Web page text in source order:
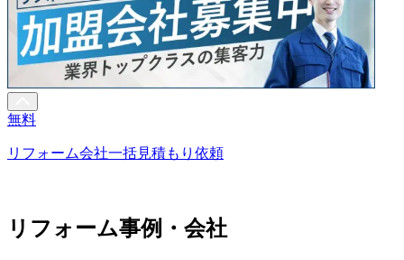
無料
リフォーム会社一括見積もり依頼
リフォーム事例・会社